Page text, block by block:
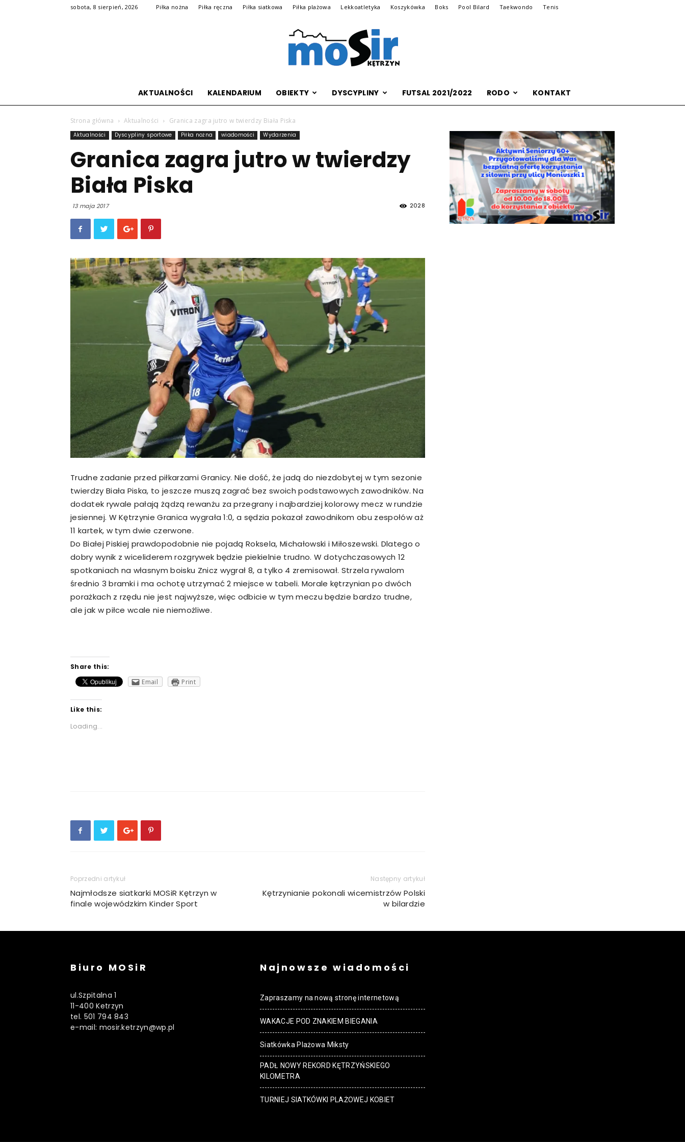
sobota, 8 sierpień, 2026 Piłka nożna Piłka ręczna Piłka siatkowa Piłka plażowa Lekkoatletyka Koszykówka Boks Pool Bilard Taekwondo Tenis
Archiwalna
wersja
MOSiR
AKTUALNOŚCI KALENDARIUM OBIEKTY DYSCYPLINY FUTSAL 2021/2022 RODO KONTAKT
Strona główna Aktualności Granica zagra jutro w twierdzy Biała Piska
Aktualności Dyscypliny sportowe Piłka nożna wiadomości Wydarzenia
Granica zagra jutro w twierdzy
Biała Piska
13 maja 2017 2028
Trudne zadanie przed piłkarzami Granicy. Nie dość, że jadą do niezdobytej w tym sezonie
twierdzy Biała Piska, to jeszcze muszą zagrać bez swoich podstawowych zawodników. Na
dodatek rywale pałają żądzą rewanżu za przegrany i najbardziej kolorowy mecz w rundzie
jesiennej. W Kętrzynie Granica wygrała 1:0, a sędzia pokazał zawodnikom obu zespołów aż
11 kartek, w tym dwie czerwone.
Do Białej Piskiej prawdopodobnie nie pojadą Roksela, Michałowski i Miłoszewski. Dlatego o
dobry wynik z wiceliderem rozgrywek będzie piekielnie trudno. W dotychczasowych 12
spotkaniach na własnym boisku Znicz wygrał 8, a tylko 4 zremisował. Strzela rywalom
średnio 3 bramki i ma ochotę utrzymać 2 miejsce w tabeli. Morale kętrzynian po dwóch
porażkach z rzędu nie jest najwyższe, więc odbicie w tym meczu będzie bardzo trudne,
ale jak w piłce wcale nie niemożliwe.
Share this:
Email
Print
Like this:
Loading...
Poprzedni artykuł
Najmłodsze siatkarki MOSiR Kętrzyn w
finale wojewódzkim Kinder Sport
Następny artykuł
Kętrzynianie pokonali wicemistrzów Polski
w bilardzie
Biuro MOSiR
ul.Szpitalna 1
11-400 Ketrzyn
tel. 501 794 843
e-mail: mosir.ketrzyn@wp.pl
Najnowsze wiadomości
Zapraszamy na nową stronę internetową
WAKACJE POD ZNAKIEM BIEGANIA
Siatkówka Plażowa Miksty
PADŁ NOWY REKORD KĘTRZYŃSKIEGO
KILOMETRA
TURNIEJ SIATKÓWKI PLAŻOWEJ KOBIET